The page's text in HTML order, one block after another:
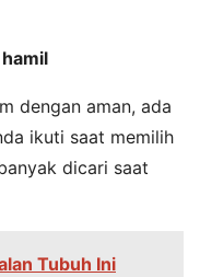
dengan aman, ada
ikuti saat memilih
dicari saat
Tubuh Ini